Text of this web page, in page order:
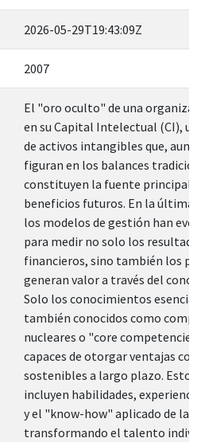
2026-05-29T19:43:09Z
2007
El "oro oculto" de una
en su Capital Intelectual (CI),
de activos intangibles que,
figuran en los balances
constituyen la fuente principal
beneficios futuros. En la última
los modelos de gestión han
para medir no solo los
financieros, sino también los
generan valor a través del
Solo los conocimientos
también conocidos como
nucleares o "core
capaces de otorgar ventajas
sostenibles a largo plazo. Estos
incluyen habilidades,
y el "know-how" aplicado de las
transformando el talento